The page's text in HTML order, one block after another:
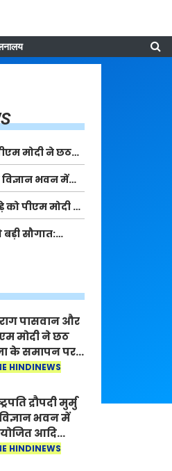
मोदी ने छठ
को दी
से देश की समृद्धि
विज्ञान भवन में
अभियान पर
को
को पीएम मोदी ने
स्तर पर लहराया
बड़ी सौगात:
पासवान और
मोदी ने छठ
के समापन पर
को दी
से देश की
की
की
HINDINEWS
द्रौपदी मुर्मु
भवन में
आदि
अभियान
HINDINEWS